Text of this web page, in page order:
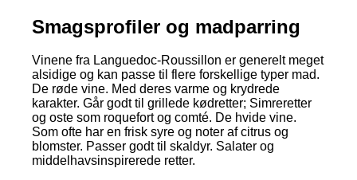
Smagsprofiler og madparring
Vinene fra Languedoc-Roussillon er generelt meget
alsidige og kan passe til flere forskellige typer mad.
De røde vine. Med deres varme og krydrede
karakter. Går godt til grillede kødretter; Simreretter
og oste som roquefort og comté. De hvide vine.
Som ofte har en frisk syre og noter af citrus og
blomster. Passer godt til skaldyr. Salater og
middelhavsinspirerede retter.